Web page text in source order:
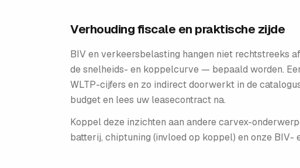
Verhouding fiscale en praktische zijde
BIV en verkeersbelasting hangen niet rechtstreeks
de snelheids- en koppelcurve — bepaald worden.
WLTP-cijfers en zo indirect doorwerkt in de
budget en lees uw leasecontract na.
Koppel deze inzichten aan andere carvex-
batterij, chiptuning (invloed op koppel) en onze BIV-